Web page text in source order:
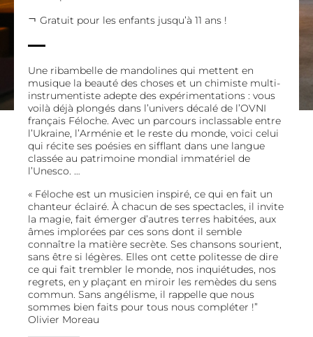
Gratuit pour les enfants jusqu’à 11 ans !
Une ribambelle de mandolines qui mettent en
musique la beauté des choses et un chimiste multi-
instrumentiste adepte des expérimentations : vous
voilà déjà plongés dans l’univers décalé de l’OVNI
français Féloche. Avec un parcours inclassable entre
l’Ukraine, l’Arménie et le reste du monde, voici celui
qui récite ses poésies en sifflant dans une langue
classée au patrimoine mondial immatériel de
l’Unesco. …
« Féloche est un musicien inspiré, ce qui en fait un
chanteur éclairé. À chacun de ses spectacles, il invite
la magie, fait émerger d’autres terres habitées, aux
âmes implorées par ces sons dont il semble
connaître la matière secrète. Ses chansons sourient,
sans être si légères. Elles ont cette politesse de dire
ce qui fait trembler le monde, nos inquiétudes, nos
regrets, en y plaçant en miroir les remèdes du sens
commun. Sans angélisme, il rappelle que nous
sommes bien faits pour tous nous compléter !”
Olivier Moreau